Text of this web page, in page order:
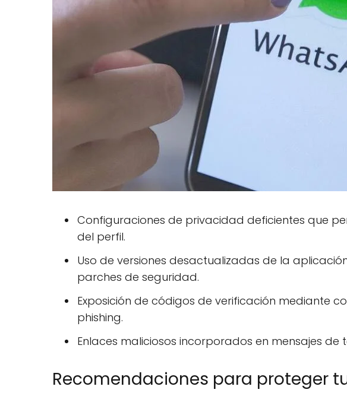
Configuraciones de privacidad deficientes que
del perfil.
Uso de versiones desactualizadas de la
parches de seguridad.
Exposición de códigos de verificación mediante
phishing.
Enlaces maliciosos incorporados en mensajes de
Recomendaciones para proteger